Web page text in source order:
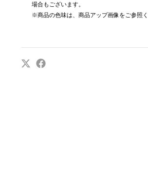
場合もございます。
※商品の色味は、商品アップ画像をご参照く